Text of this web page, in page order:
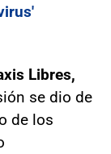
Libres,
se dio de
de los